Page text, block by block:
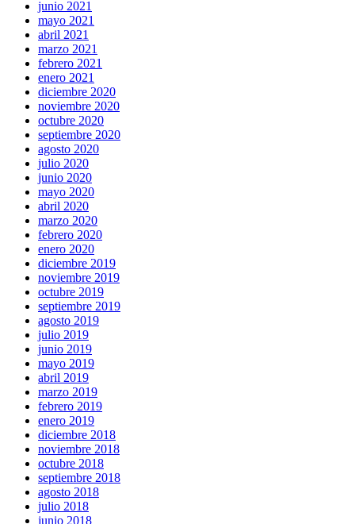
junio 2021
mayo 2021
abril 2021
marzo 2021
febrero 2021
enero 2021
diciembre 2020
noviembre 2020
octubre 2020
septiembre 2020
agosto 2020
julio 2020
junio 2020
mayo 2020
abril 2020
marzo 2020
febrero 2020
enero 2020
diciembre 2019
noviembre 2019
octubre 2019
septiembre 2019
agosto 2019
julio 2019
junio 2019
mayo 2019
abril 2019
marzo 2019
febrero 2019
enero 2019
diciembre 2018
noviembre 2018
octubre 2018
septiembre 2018
agosto 2018
julio 2018
junio 2018